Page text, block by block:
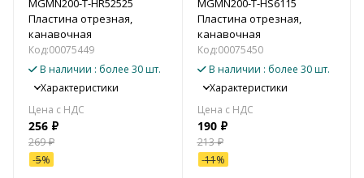
MGMN200-T-HR52525
Пластина отрезная,
канавочная
Код:00075449
В наличии : более 30 шт.
Характеристики
256 ₽
269₽
-5%
MGMN200-T-HS6115
Пластина отрезная,
канавочная
Код:00075450
В наличии : более 30 шт.
Характеристики
190₽
213₽
-11%